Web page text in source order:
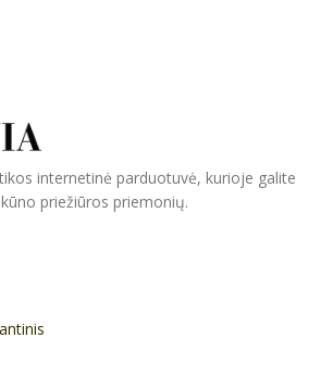
internetinė parduotuvė, kurioje galite
priežiūros priemonių.